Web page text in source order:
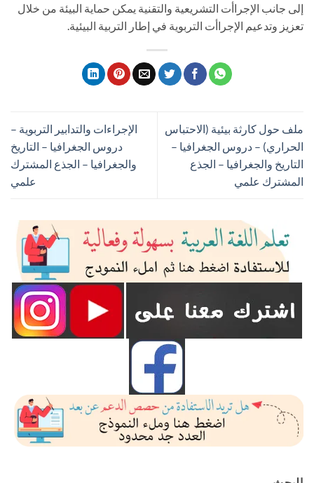
إلى جانب الإجراأت التشريعية والتقنية يمكن حماية البيئة من خلال
تعزيز وتدعيم الإجراأت التربوية في إطار التربية البيئية.
ملف حول كارثة بيئية (الاحتباس
الحراري) – دروس الجغرافيا –
التاريخ والجغرافيا – الجذع
المشترك علمي
الإجراءات والتدابير التربوية –
دروس الجغرافيا – التاريخ
والجغرافيا – الجذع المشترك
علمي